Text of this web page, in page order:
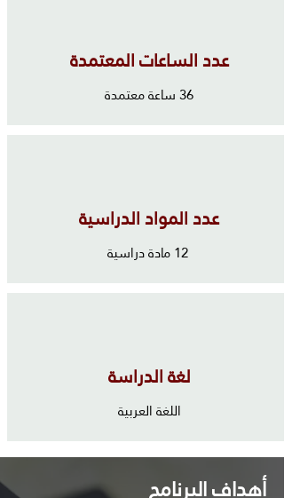
عدد الساعات المعتمدة
36 ساعة معتمدة
عدد المواد الدراسية
12 مادة دراسية
لغة الدراسة
اللغة العربية
أهداف البرنامج